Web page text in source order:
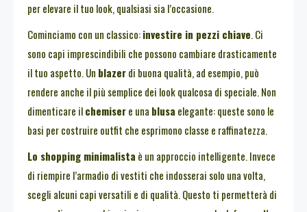
per elevare il tuo look, qualsiasi sia l’occasione.
Cominciamo con un classico:investire in pezzi chiave. Ci
sono capi imprescindibili che possono cambiare drasticamente
il tuo aspetto. Un blazerdi buona qualità, ad esempio, può
rendere anche il più semplice dei look qualcosa di speciale. Non
dimenticare ilchemisere una blusa elegante: queste sono le
basi per costruire outfit che esprimono classe e raffinatezza.
Lo shopping minimalista è un approccio intelligente. Invece
di riempire l’armadio di vestiti che indosserai solo una volta,
scegli alcuni capi versatili e di qualità. Questo ti permetterà di